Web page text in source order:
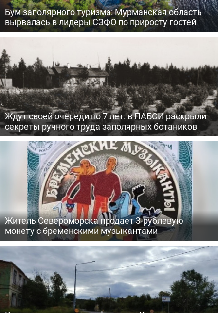
Бум заполярного туризма: Мурманская область
вырвалась в лидеры СЗФО по приросту гостей
Ждут своей очереди по 7 лет: в ПАБСИ раскрыли
секреты ручного труда заполярных ботаников
Житель Североморска продает 3-рублевую
монету с бременскими музыкантами